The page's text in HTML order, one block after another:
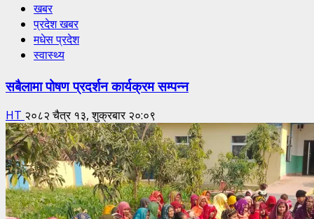
खबर
प्रदेश खबर
मधेस प्रदेश
स्वास्थ्य
सबैलामा पोषण प्रदर्शन कार्यक्रम सम्पन्न
HT २०८२ चैत्र १३, शुक्रबार २०:०९